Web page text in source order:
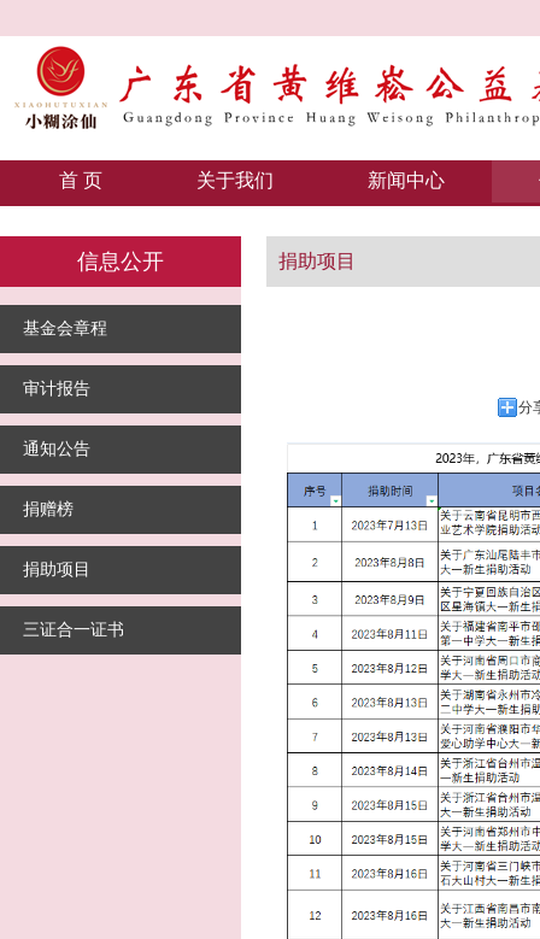
首 页 关于我们 新闻中心
信息公开
基金会章程
审计报告
通知公告
捐赠榜
捐助项目
三证合一证书
捐助项目
分